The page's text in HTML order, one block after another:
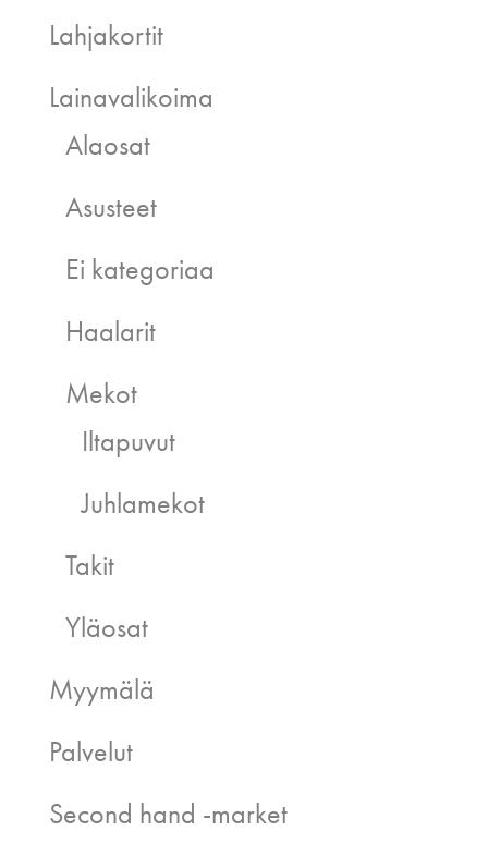
Lahjakortit
Lainavalikoima
Alaosat
Asusteet
Ei kategoriaa
Haalarit
Mekot
Iltapuvut
Juhlamekot
Takit
Yläosat
Myymälä
Palvelut
Second hand -market